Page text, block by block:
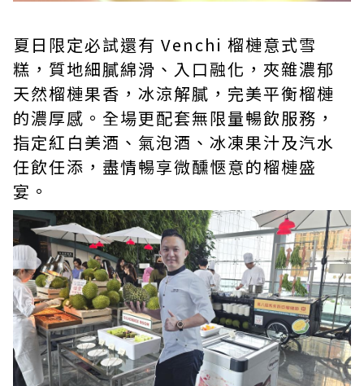
夏日限定必試還有 Venchi 榴槤意式雪
糕，質地細膩綿滑、入口融化，夾雜濃郁
天然榴槤果香，冰涼解膩，完美平衡榴槤
的濃厚感。全場更配套無限量暢飲服務，
指定紅白美酒、氣泡酒、冰凍果汁及汽水
任飲任添，盡情暢享微醺愜意的榴槤盛
宴。